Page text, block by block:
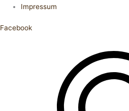
Impressum
Facebook